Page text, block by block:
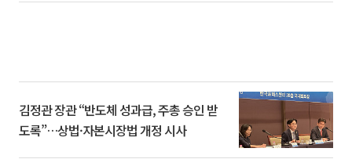
김정관 장관 “반도체 성과급, 주총 승인 받
도록”…상법·자본시장법 개정 시사